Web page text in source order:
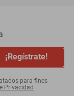
¡Regístrate!
para fines
Privacidad